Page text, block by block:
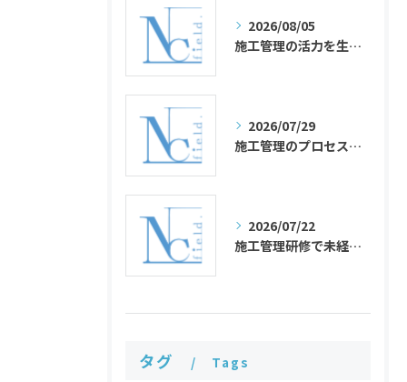
2026/08/05
施工管理の活力を生み出す4大管理と必要な能力の整理法
2026/07/29
施工管理のプロセス管理を現場実例で理解する4大管理と工程管理の違い・難しさを整理
2026/07/22
施工管理研修で未経験から現場リーダーへ成長するための実践ステップ
タグ Tags